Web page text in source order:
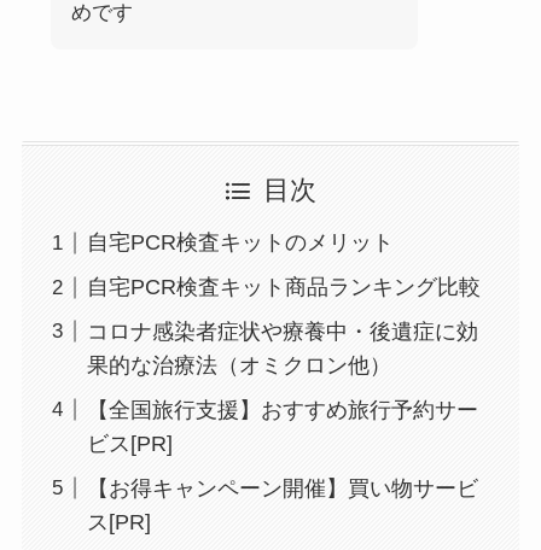
めです
目次
自宅PCR検査キットのメリット
自宅PCR検査キット商品ランキング比較
コロナ感染者症状や療養中・後遺症に効
果的な治療法（オミクロン他）
【全国旅行支援】おすすめ旅行予約サー
ビス[PR]
【お得キャンペーン開催】買い物サービ
ス[PR]